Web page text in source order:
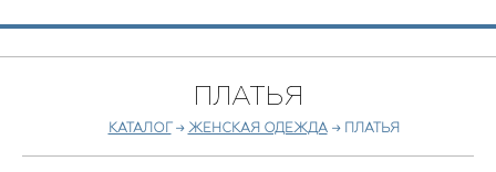
ПЛАТЬЯ
КАТАЛОГ → ЖЕНСКАЯ ОДЕЖДА→ ПЛАТЬЯ